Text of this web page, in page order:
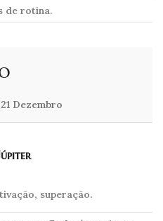
de rotina.
Dezembro
superação.